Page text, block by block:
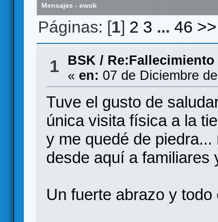
Mensajes - ewok
Páginas: [1] 2 3 ...46 >>
1 BSK /
« en: 07 de Diciembre
Tuve el gusto de
única visita física a la
y me quedé de
desde aquí a familiares
Un fuerte abrazo y